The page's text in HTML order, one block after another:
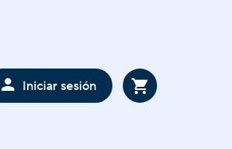
Iniciar sesión